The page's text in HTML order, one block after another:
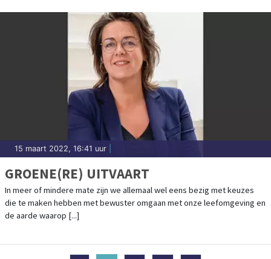
15 maart 2022, 16:41 uur
GROENE(RE) UITVAART
In meer of mindere mate zijn we allemaal wel eens bezig met keuzes
die te maken hebben met bewuster omgaan met onze leefomgeving en
de aarde waarop [...]